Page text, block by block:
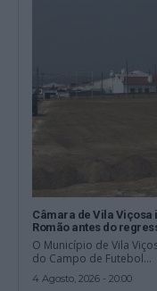
Câmara de Vila
Romão antes do
O Município de Vila
do Campo de Futebol...
4 Agosto, 2026 - 20:00